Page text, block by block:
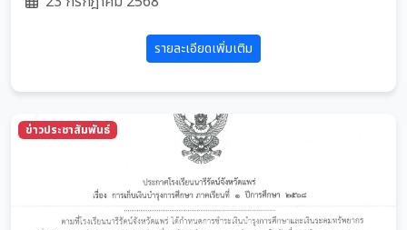
รายละเอียดเพิ่มเติม
ข่าวประชาสัมพันธ์